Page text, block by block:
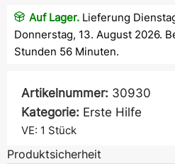
Auf Lager. Lieferung
Donnerstag, 13. August 2026.
Stunden 56 Minuten.
Artikelnummer: 30930
Kategorie: Erste Hilfe
VE: 1 Stück
Produktsicherheit